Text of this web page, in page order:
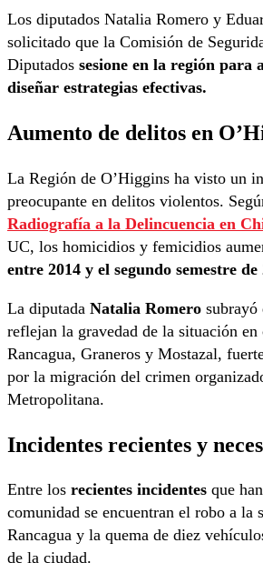
Los diputados Natalia Romero y
solicitado que la Comisión de
Diputados sesione en la región para
diseñar estrategias efectivas.
Aumento de delitos en
La Región de O’Higgins ha visto un
preocupante en delitos violentos.
Radiografía a la Delincuencia en
UC, los homicidios y femicidios
entre 2014 y el segundo semestre de
La diputada Natalia Romero subrayó
reflejan la gravedad de la situación en
Rancagua, Graneros y Mostazal,
por la migración del crimen
Metropolitana.
Incidentes recientes y
Entre los recientes incidentes que
comunidad se encuentran el robo a la
Rancagua y la quema de diez
de la ciudad.